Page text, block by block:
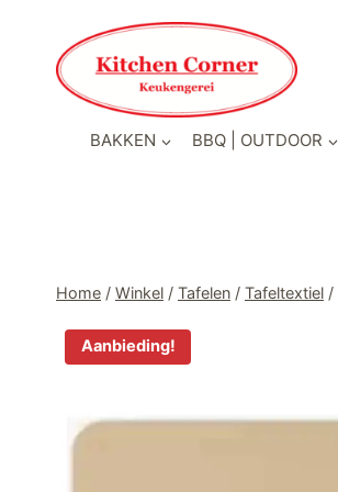
inhoud
BAKKEN BBQ | OUTDOOR
Home / Winkel / Tafelen / Tafeltextiel /
Aanbieding!